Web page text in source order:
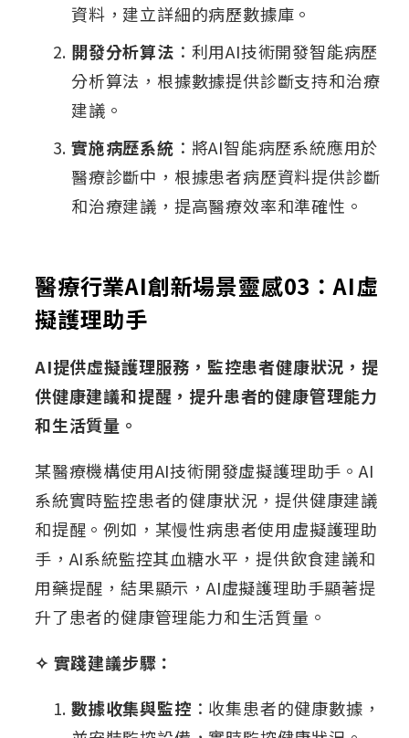
資料，建立詳細的病歷數據庫。
開發分析算法 ：利用AI技術開發智能病歷
分析算法，根據數據提供診斷支持和治療
建議。
實施病歷系統 ：將AI智能病歷系統應用於
醫療診斷中，根據患者病歷資料提供診斷
和治療建議，提高醫療效率和準確性。
醫療行業AI創新場景靈感03：AI虛
擬護理助手
AI提供虛擬護理服務，監控患者健康狀況，提
供健康建議和提醒，提升患者的健康管理能力
和生活質量。
某醫療機構使用AI技術開發虛擬護理助手。AI
系統實時監控患者的健康狀況，提供健康建議
和提醒。例如，某慢性病患者使用虛擬護理助
手，AI系統監控其血糖水平，提供飲食建議和
用藥提醒，結果顯示，AI虛擬護理助手顯著提
升了患者的健康管理能力和生活質量。
✧ 實踐建議步驟：
數據收集與監控 ：收集患者的健康數據，